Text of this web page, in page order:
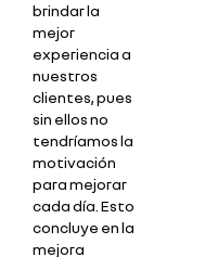
brindar la
mejor
experiencia a
nuestros
clientes, pues
sin ellos no
tendríamos la
motivación
para mejorar
cada día. Esto
concluye en la
mejora